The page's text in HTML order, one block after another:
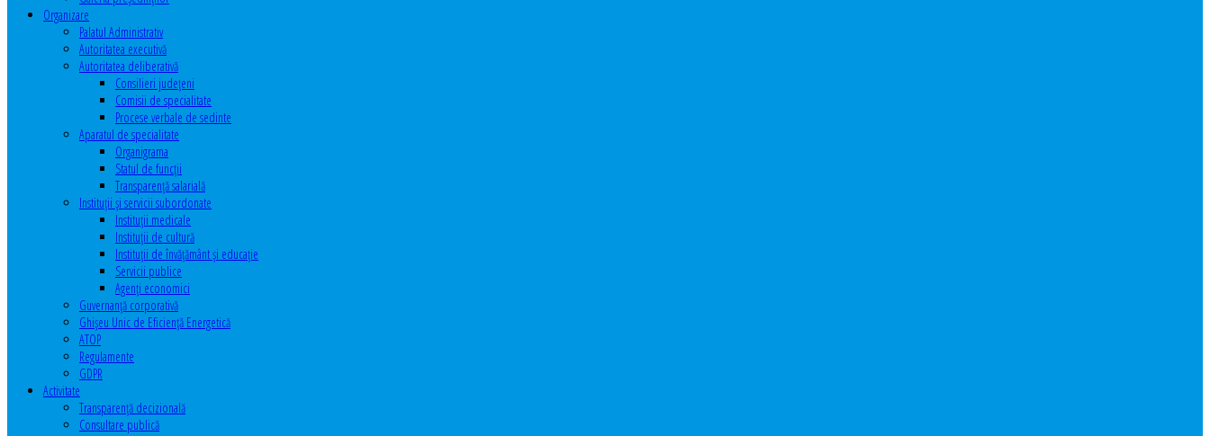
Organizare
Palatul Administrativ
Autoritatea executivă
Autoritatea deliberativă
Consilieri judeţeni
Comisii de specialitate
Procese verbale de sedinte
Aparatul de specialitate
Organigrama
Statul de funcții
Transparență salarială
Instituţii şi servicii subordonate
Instituţii medicale
Instituţii de cultură
Instituţii de învăţământ şi educaţie
Servicii publice
Agenţi economici
Guvernanță corporativă
Ghişeu Unic de Eficienţă Energetică
ATOP
Regulamente
GDPR
Activitate
Transparenţă decizională
Consultare publică